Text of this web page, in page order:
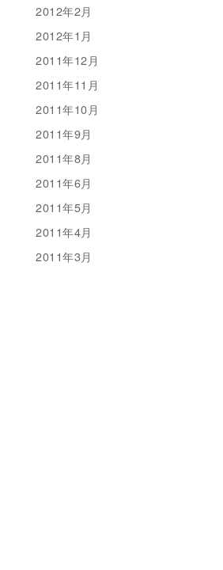
2012年2月
2012年1月
2011年12月
2011年11月
2011年10月
2011年9月
2011年8月
2011年6月
2011年5月
2011年4月
2011年3月